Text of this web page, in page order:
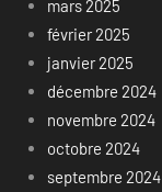
mars 2025
février 2025
janvier 2025
décembre 2024
novembre 2024
octobre 2024
septembre 2024